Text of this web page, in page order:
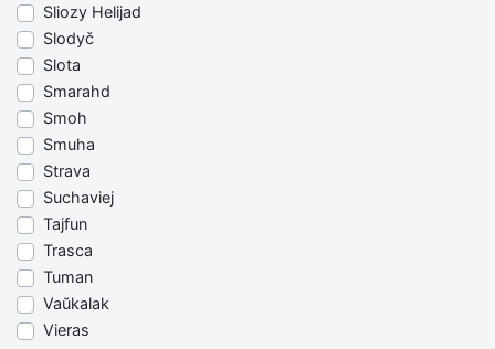
Sliozy Helijad
Slodyč
Slota
Smarahd
Smoh
Smuha
Strava
Suchaviej
Tajfun
Trasca
Tuman
Vaŭkalak
Vieras